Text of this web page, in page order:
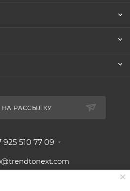
РАССЫЛКУ
925 510 77 09
ул. Профсоюзная, д.